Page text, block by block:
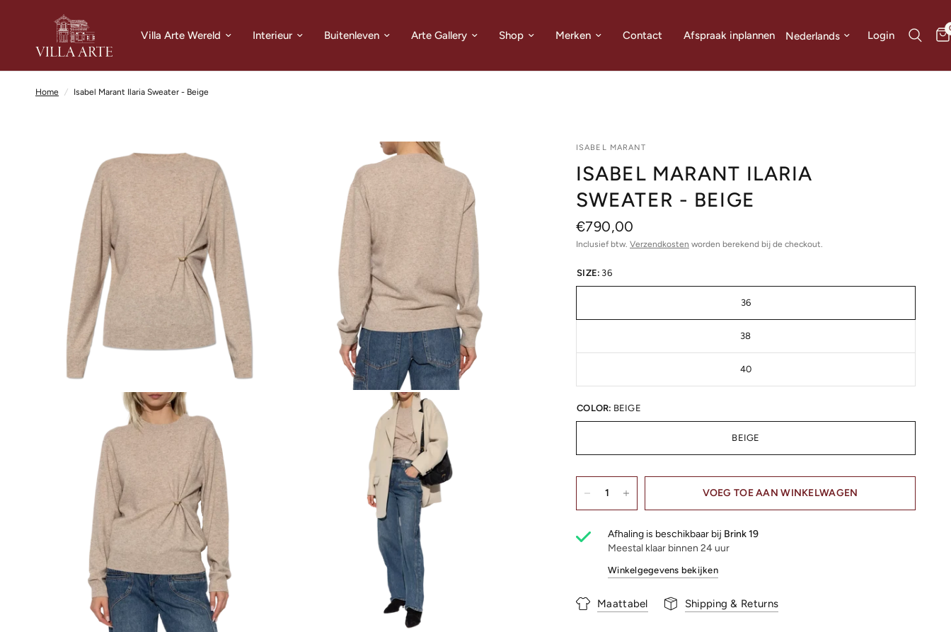
Villa Arte Wereld Interieur Buitenleven Arte Gallery Shop Merken Contact Afspraak inplannen Land/regio bijwerkenLogin
Home / Isabel Marant Ilaria Sweater - Beige
ISABEL MARANT
ISABEL MARANT ILARIA
SWEATER - BEIGE
€790,00
Inclusief btw. Verzendkosten worden berekend bij de checkout.
SIZE: 36
36
38
40
COLOR: BEIGE
BEIGE
VOEG TOE AAN WINKELWAGEN
Afhaling is beschikbaar bij Brink 19
Meestal klaar binnen 24 uur
Winkelgegevens bekijken
Maattabel Shipping & Returns